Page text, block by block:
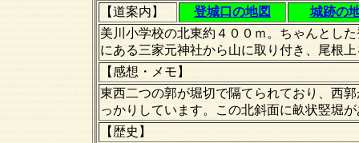
【道案内】
登城口の地図
城跡の
美川小学校の北東約４００ｍ。ちゃんとし
にある三家元神社から山に取り付き、尾根
【感想・メモ】
東西二つの郭が堀切で隔てられており、西
っかりしています。この北斜面に畝状竪堀
【歴史】